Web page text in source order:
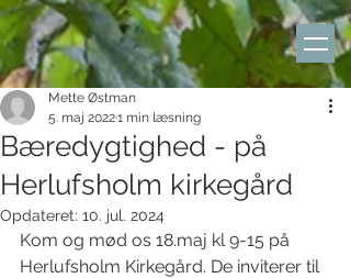
Bæredygtighed - på
Herlufsholm kirkegård
Mette Østman
5. maj 20221 min læsning
Opdateret: 10. jul. 2024
Kom og mød os 18.maj kl 9-15 på
Herlufsholm Kirkegård. De inviterer til